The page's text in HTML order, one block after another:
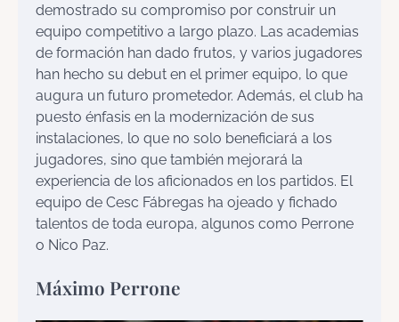
demostrado su compromiso por construir un
equipo competitivo a largo plazo. Las academias
de formación han dado frutos, y varios jugadores
han hecho su debut en el primer equipo, lo que
augura un futuro prometedor. Además, el club ha
puesto énfasis en la modernización de sus
instalaciones, lo que no solo beneficiará a los
jugadores, sino que también mejorará la
experiencia de los aficionados en los partidos. El
equipo de Cesc Fábregas ha ojeado y fichado
talentos de toda europa, algunos como Perrone
o Nico Paz.
Máximo Perrone